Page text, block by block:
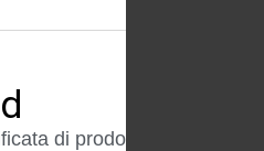
di prodotti e servizi, i